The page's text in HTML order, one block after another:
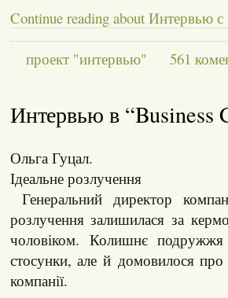
Continue reading about Интервью
проект "интервью" 561
Интервью в “Business
Ольга Гуцал.
Ідеальне розлучення
Генеральний директор
розлучення залишилася за
чоловіком. Колишнє
стосунки, але й домовилося про
компанії.